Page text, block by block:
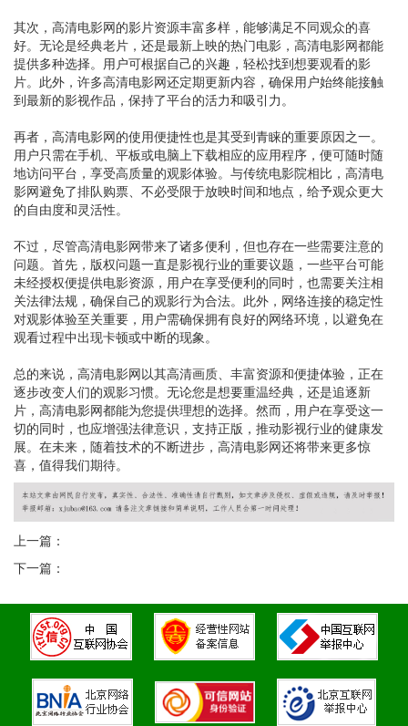
其次，高清电影网的影片资源丰富多样，能够满足不同观众的喜
好。无论是经典老片，还是最新上映的热门电影，高清电影网都能
提供多种选择。用户可根据自己的兴趣，轻松找到想要观看的影
片。此外，许多高清电影网还定期更新内容，确保用户始终能接触
到最新的影视作品，保持了平台的活力和吸引力。
再者，高清电影网的使用便捷性也是其受到青睐的重要原因之一。
用户只需在手机、平板或电脑上下载相应的应用程序，便可随时随
地访问平台，享受高质量的观影体验。与传统电影院相比，高清电
影网避免了排队购票、不必受限于放映时间和地点，给予观众更大
的自由度和灵活性。
不过，尽管高清电影网带来了诸多便利，但也存在一些需要注意的
问题。首先，版权问题一直是影视行业的重要议题，一些平台可能
未经授权便提供电影资源，用户在享受便利的同时，也需要关注相
关法律法规，确保自己的观影行为合法。此外，网络连接的稳定性
对观影体验至关重要，用户需确保拥有良好的网络环境，以避免在
观看过程中出现卡顿或中断的现象。
总的来说，高清电影网以其高清画质、丰富资源和便捷体验，正在
逐步改变人们的观影习惯。无论您是想要重温经典，还是追逐新
片，高清电影网都能为您提供理想的选择。然而，用户在享受这一
切的同时，也应增强法律意识，支持正版，推动影视行业的健康发
展。在未来，随着技术的不断进步，高清电影网还将带来更多惊
喜，值得我们期待。
上一篇：
下一篇：